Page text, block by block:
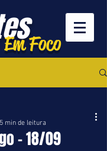
Em Foco
- 18/09
5 min de leitura